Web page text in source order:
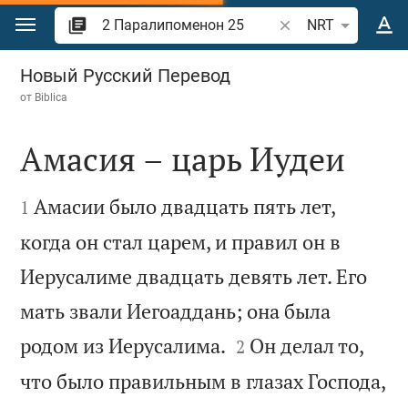
Перейти к содержанию
Поиск по отрывку
NRT
2 Паралипоменон 25
Новый Русский Перевод
от Biblica

Амасия – царь Иудеи

1 Амасии было двадцать пять лет,
когда он стал царем, и правил он в
Иерусалиме двадцать девять лет. Его
мать звали Иегоаддань; она была
родом из Иерусалима. 

2 Он делал то,
что было правильным в глазах Господа,